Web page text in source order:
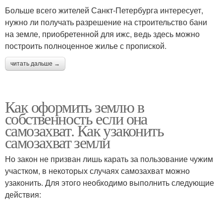
Больше всего жителей Санкт-Петербурга интересует,
нужно ли получать разрешение на строительство бани
на земле, приобретенной для ижс, ведь здесь можно
построить полноценное жилье с пропиской.
читать дальше →
Как оформить землю в
собственность если она
самозахват. Как узаконить
самозахват земли
Но закон не призван лишь карать за пользование чужим
участком, в некоторых случаях самозахват можно
узаконить. Для этого необходимо выполнить следующие
действия: